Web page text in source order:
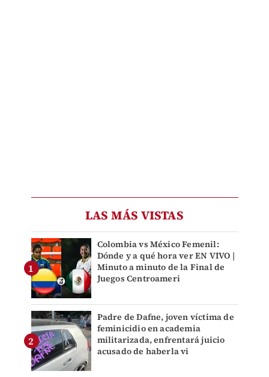
LAS MÁS VISTAS
Colombia vs México Femenil:
Dónde y a qué hora ver EN VIVO |
Minuto a minuto de la Final de
Juegos Centroameri
Padre de Dafne, joven víctima de
feminicidio en academia
militarizada, enfrentará juicio
acusado de haberla vi